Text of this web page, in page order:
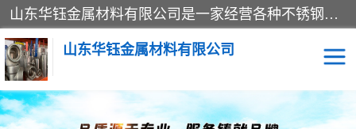
山东华钰金属材料有限公司是一家经营各种不锈钢管材、板材、圆钢、法兰、封头、型材等产品的公司；主营产品有：不锈钢管，激光切割，管件标准件，不锈钢圆钢，不锈钢人孔，不锈钢亮管，不锈钢角钢，不锈钢加工，不锈钢管子，不锈钢工业方管，不锈钢封头，不锈钢法兰，不锈钢阀门，不锈钢槽钢，不锈钢扁钢，不锈钢板等；可为客户制作各种规格的型材及不锈钢配件、非标准件及各种容器具等，能满足客户的不同采购要求。
山东华钰金属材料有限公司